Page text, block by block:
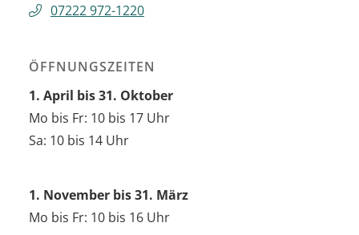
07222 972-1220
ÖFFNUNGSZEITEN
1. April bis 31. Oktober
Mo bis Fr: 10 bis 17 Uhr
Sa: 10 bis 14 Uhr
1. November bis 31. März
Mo bis Fr: 10 bis 16 Uhr